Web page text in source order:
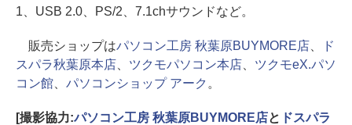
1、USB 2.0、PS/2、7.1chサウンドなど。
販売ショップはパソコン工房 秋葉原BUYMORE店、
ド
スパラ秋葉原本店、 ツクモパソコン本店、 ツクモeX.パソ
コン館、 パソコンショップ アーク 。
[撮影協力:パソコン工房 秋葉原BUYMORE店と ドスパラ